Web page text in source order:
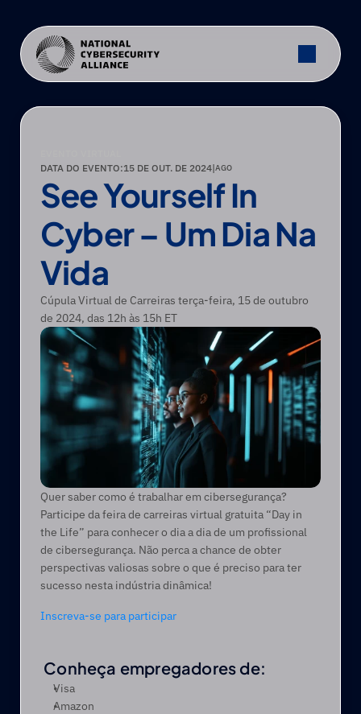
DATA DO EVENTO:15 DE OUT. DE 2024|AGO
See Yourself In
Cyber – Um Dia Na
Vida
Cúpula Virtual de Carreiras terça-feira, 15 de outubro
de 2024, das 12h às 15h ET
Quer saber como é trabalhar em cibersegurança?
Participe da feira de carreiras virtual gratuita “Day in
the Life” para conhecer o dia a dia de um profissional
de cibersegurança. Não perca a chance de obter
perspectivas valiosas sobre o que é preciso para ter
sucesso nesta indústria dinâmica!
Inscreva-se para participar
Conheça empregadores de:
Visa
Amazon